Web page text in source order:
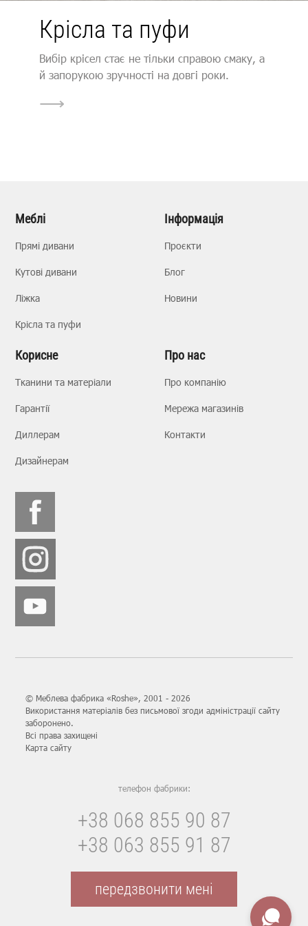
Крісла та пуфи
Вибір крісел стає не тільки справою смаку, а
й запорукою зручності на довгі роки.
⟶
Меблі
Прямі дивани
Кутові дивани
Ліжка
Крісла та пуфи
Інформація
Проєкти
Блог
Новини
Корисне
Тканини та матеріали
Гарантії
Диллерам
Дизайнерам
Про нас
Про компанію
Мережа магазинів
Контакти
© Меблева фабрика «Roshe», 2001 - 2026
Використання матеріалів без письмової згоди адміністрації сайту
заборонено.
Всі права захищені
Карта сайту
телефон фабрики:
+38 068 855 90 87
+38 063 855 91 87
передзвонити мені